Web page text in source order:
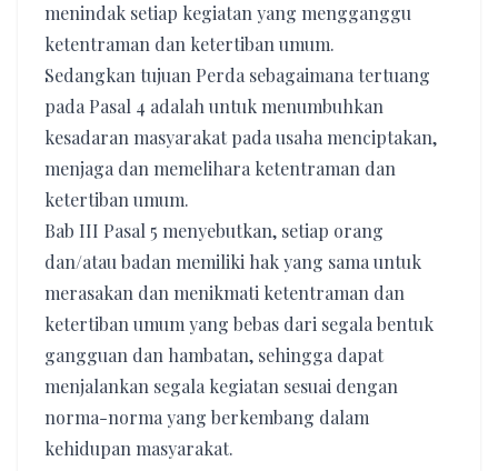
menindak setiap kegiatan yang mengganggu
ketentraman dan ketertiban umum.
Sedangkan tujuan Perda sebagaimana tertuang
pada Pasal 4 adalah untuk menumbuhkan
kesadaran masyarakat pada usaha menciptakan,
menjaga dan memelihara ketentraman dan
ketertiban umum.
Bab III Pasal 5 menyebutkan, setiap orang
dan/atau badan memiliki hak yang sama untuk
merasakan dan menikmati ketentraman dan
ketertiban umum yang bebas dari segala bentuk
gangguan dan hambatan, sehingga dapat
menjalankan segala kegiatan sesuai dengan
norma-norma yang berkembang dalam
kehidupan masyarakat.